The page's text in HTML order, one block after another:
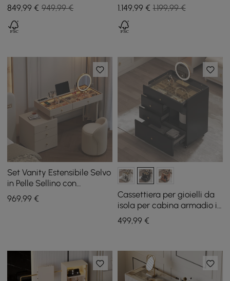
849,99 € 949,99 €
1.149,99€ 1.199,99 €
Set Vanity Estensibile Selvo
in Pelle Sellino con
Specchio LED e Sgabello
(120–157 cm)
969,99 €
Cassettiera per gioielli da
isola per cabina armadio in
pelle Selvo Saddle con
piano in vetro
499,99€